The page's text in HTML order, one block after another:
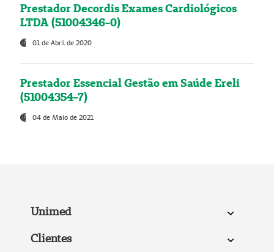
Prestador Decordis Exames Cardiológicos
LTDA (51004346-0)
01 de Abril de 2020
Prestador Essencial Gestão em Saúde Ereli
(51004354-7)
04 de Maio de 2021
Unimed
Clientes